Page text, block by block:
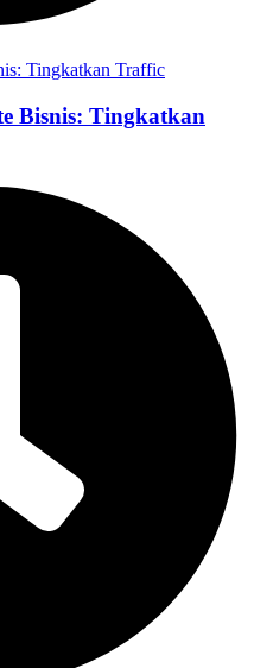
Bisnis: Tingkatkan